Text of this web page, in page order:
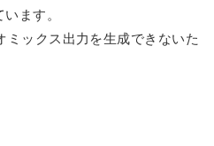
ます。
ックス出力を生成できないた